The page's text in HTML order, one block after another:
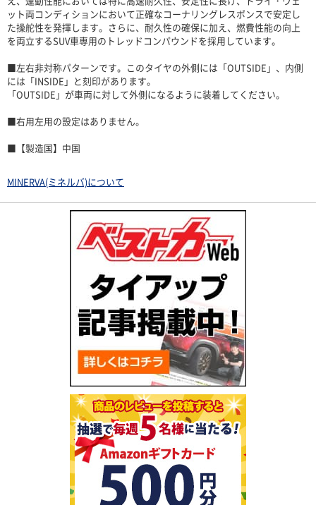
ット両コンディションにおいて正確なコーナリングレスポンスで安定し
た操舵性を発揮します。さらに、耐久性の確保に加え、燃費性能の向上
を両立するSUV車専用のトレッドコンパウンドを採用しています。
■左右非対称パターンです。このタイヤの外側には「OUTSIDE」、内側
には「INSIDE」と刻印があります。
「OUTSIDE」が車両に対して外側になるように装着してください。
■右用左用の設定はありません。
■【製造国】中国
MINERVA(ミネルバ)について